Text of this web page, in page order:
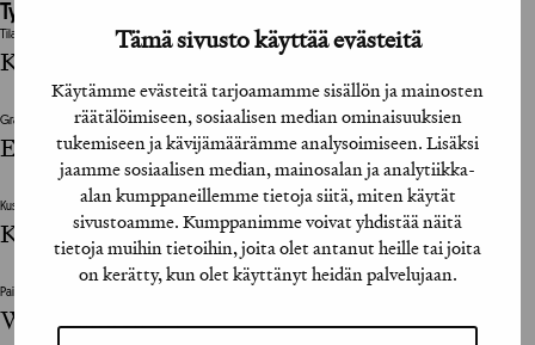
Tämä sivusto käyttää evästeitä
Käytämme evästeitä tarjoamamme sisällön ja mainosten
räätälöimiseen, sosiaalisen median ominaisuuksien
tukemiseen ja kävijämäärämme analysoimiseen. Lisäksi
jaamme sosiaalisen median, mainosalan ja analytiikka-
alan kumppaneillemme tietoja siitä, miten käytät
sivustoamme. Kumppanimme voivat yhdistää näitä
tietoja muihin tietoihin, joita olet antanut heille tai joita
on kerätty, kun olet käyttänyt heidän palvelujaan.
Työhön osallistuneet henkilöt / tahot:
Tilaaja
Kustannusosakeyhtiö Siltala
Graafinen suunnittelija / Graphic Designer
Elina Warsta
Kustantaja / Publisher
Kustannusosakeyhtiö Siltala
Painotalo / Printing House
WS Bookwell Oy